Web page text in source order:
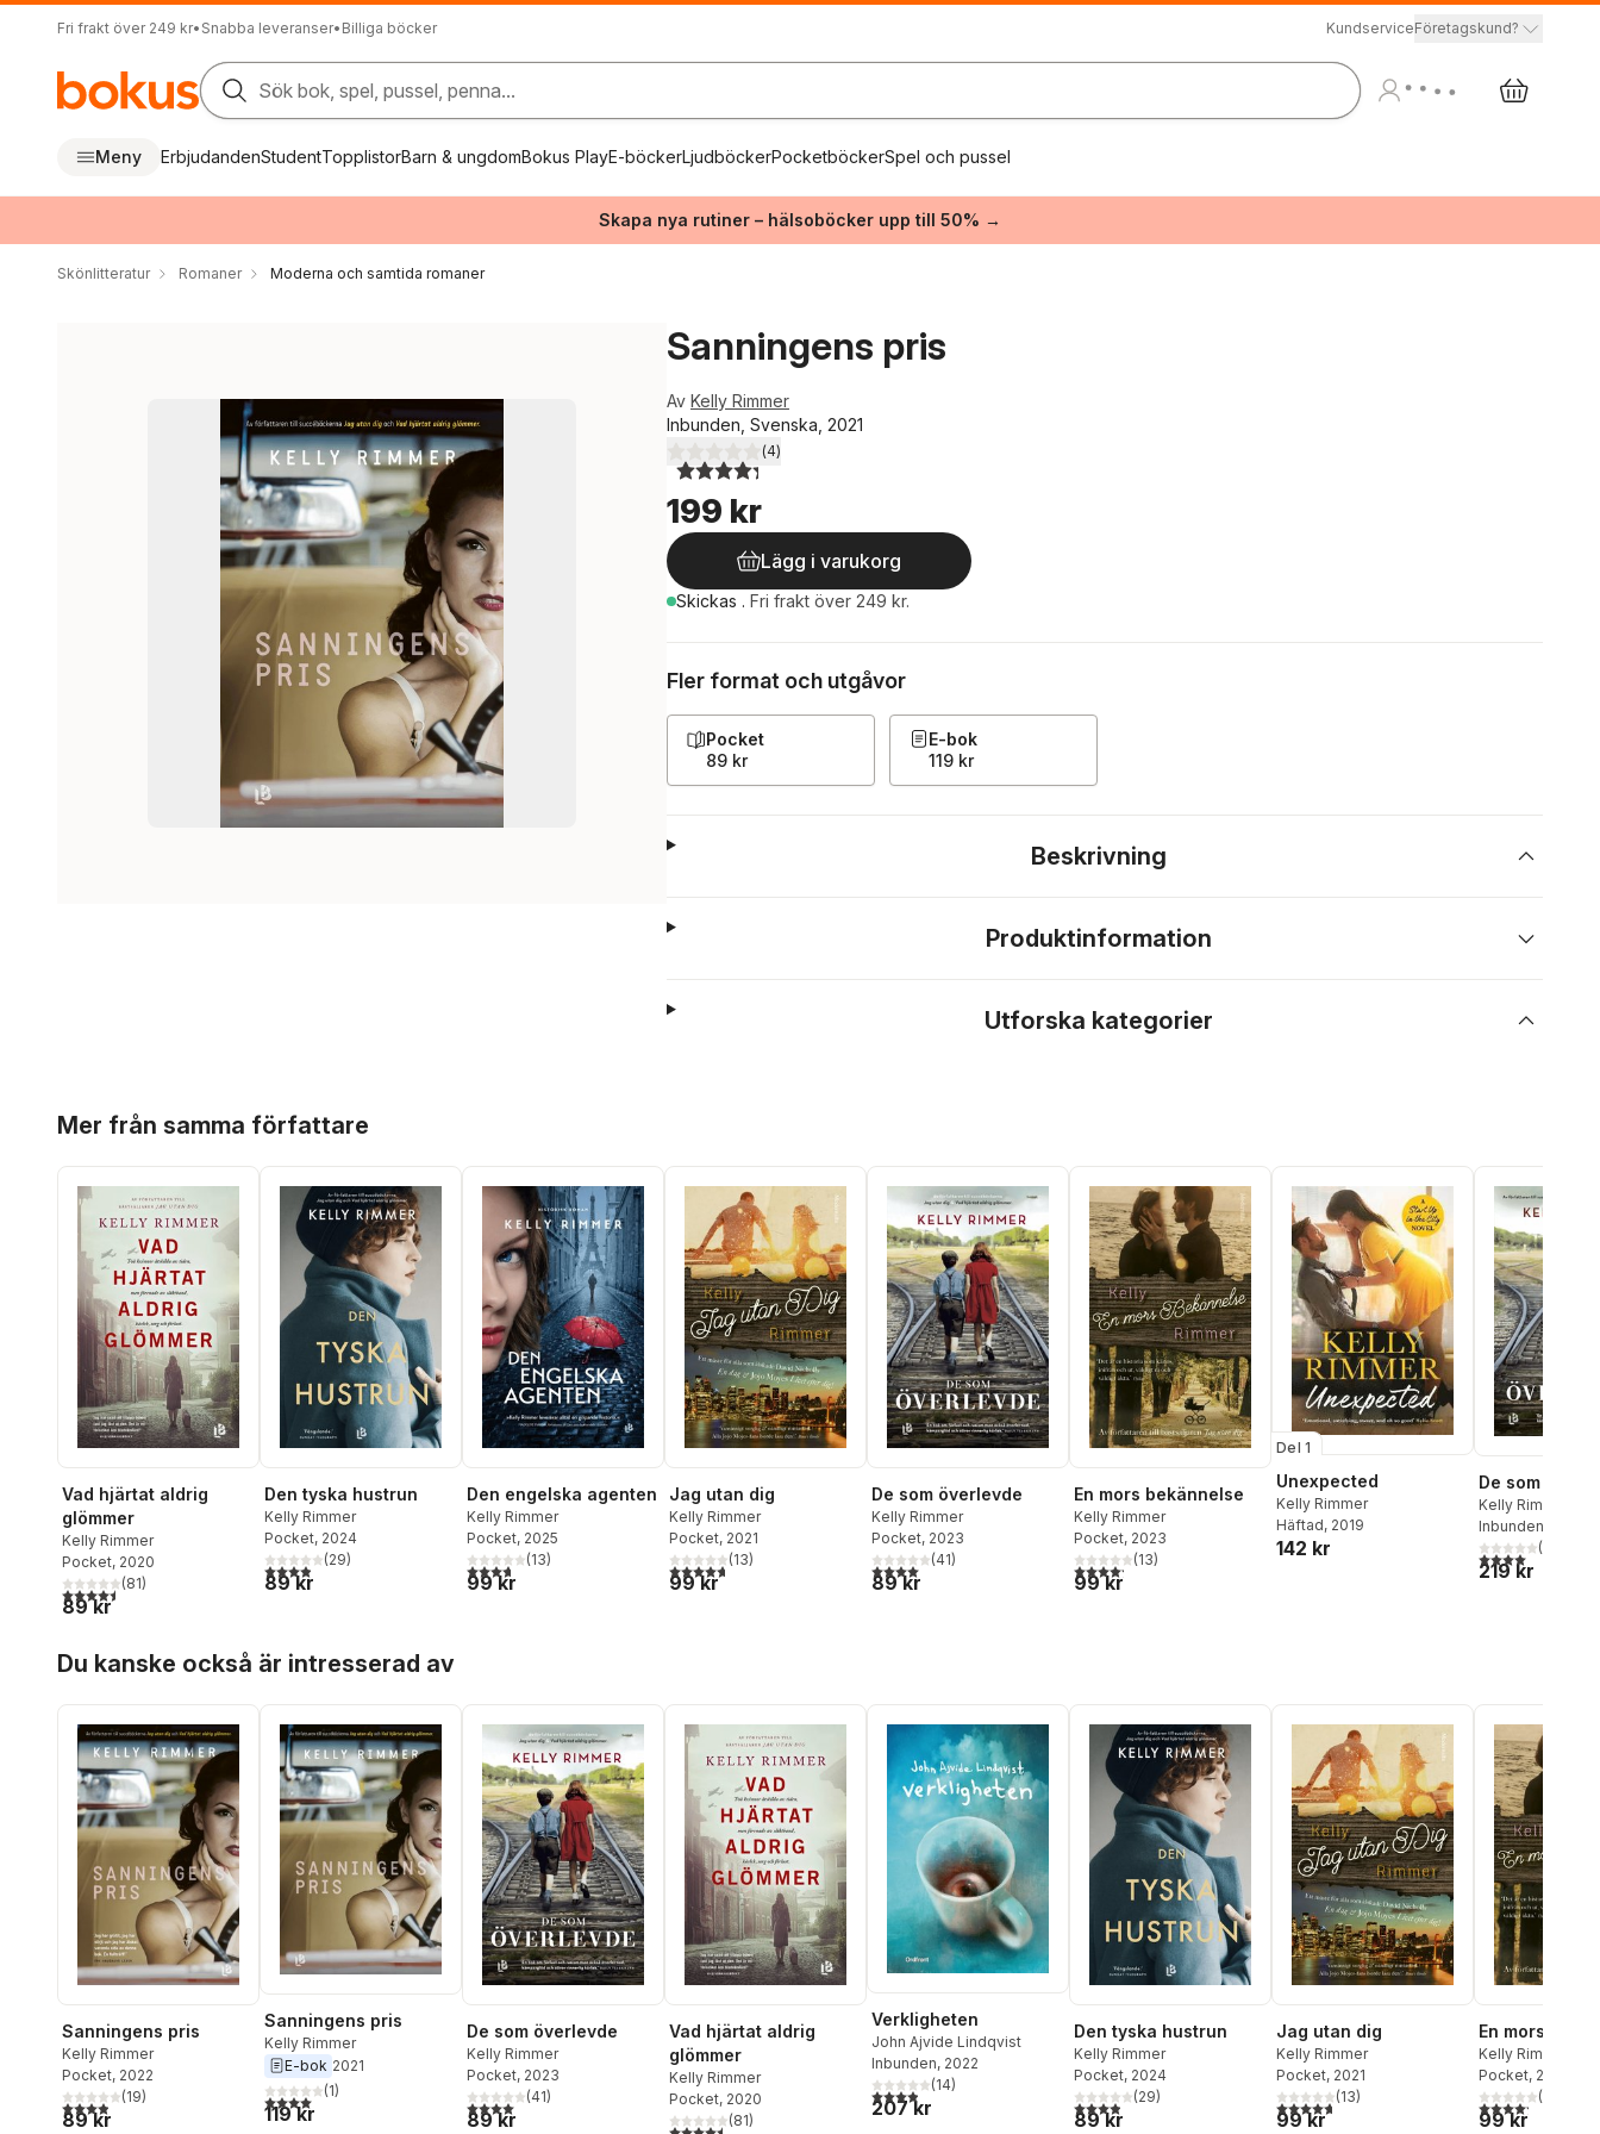
Fri frakt över 249 kr• Snabba leveranser• Billiga böcker KundserviceFöretagskund?
Sök bok, spel, pussel, penna...
Meny ErbjudandenStudentTopplistorBarn & ungdomBokus PlayE-böckerLjudböckerPocketböckerSpel och pussel
Skapa nya rutiner – hälsoböcker upp till 50% →
Skönlitteratur Romaner Moderna och samtida romaner
Sanningens pris
Av Kelly Rimmer
Inbunden, Svenska, 2021
4,3utav 5 stjärnor. Totalt antal röster:
(4)
199 kr
Lägg i varukorg
Skickas . Fri frakt över 249 kr.
Fler format och utgåvor
Pocket
89 kr
E-bok
119 kr
Beskrivning
Produktinformation
Utforska kategorier
Mer från samma författare
Vad hjärtat aldrig
glömmer
Kelly Rimmer
Pocket, 2020
4,5utav 5 stjärnor. Totalt antal röster:
(81)
89 kr
Den tyska hustrun
Kelly Rimmer
Pocket, 2024
3,9utav 5 stjärnor. Totalt antal röster:
(29)
89 kr
Den engelska agenten
Kelly Rimmer
Pocket, 2025
3,7utav 5 stjärnor. Totalt antal röster:
(13)
99 kr
Jag utan dig
Kelly Rimmer
Pocket, 2021
4,7utav 5 stjärnor. Totalt antal röster:
(13)
99 kr
De som överlevde
Kelly Rimmer
Pocket, 2023
4,0utav 5 stjärnor. Totalt antal röster:
(41)
89 kr
En mors bekännelse
Kelly Rimmer
Pocket, 2023
4,2utav 5 stjärnor. Totalt antal röster:
(13)
99 kr
Del 1
Unexpected
Kelly Rimmer
Häftad, 2019
142 kr
De som
Kelly Rimmer
Inbunden
4,0utav 5(
219 kr
Du kanske också är intresserad av
Sanningens pris
Kelly Rimmer
Pocket, 2022
3,9utav 5 stjärnor. Totalt antal röster:
(19)
89 kr
Sanningens pris
Kelly Rimmer
E-bok 2021
4,0utav 5 stjärnor. Totalt antal röster:
(1)
119 kr
De som överlevde
Kelly Rimmer
Pocket, 2023
4,0utav 5 stjärnor. Totalt antal röster:
(41)
89 kr
Vad hjärtat aldrig
glömmer
Kelly Rimmer
Pocket, 2020
4,5utav 5 stjärnor. Totalt antal röster:
(81)
Verkligheten
John Ajvide Lindqvist
Inbunden, 2022
3,9utav 5 stjärnor. Totalt antal röster:
(14)
207 kr
Den tyska hustrun
Kelly Rimmer
Pocket, 2024
3,9utav 5 stjärnor. Totalt antal röster:
(29)
89 kr
Jag utan dig
Kelly Rimmer
Pocket, 2021
4,7utav 5 stjärnor. Totalt antal röster:
(13)
99 kr
En mors
Kelly Rimmer
Pocket, 2023
4,2utav 5(
99 kr